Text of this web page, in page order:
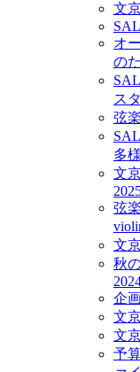
文
オ
の
ス
弦
多
文
弦
文
秋
企
文
文
予